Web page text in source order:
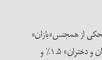
گاه مضحکی از همجنس«بازان»
ارایه می‌دهد: مثلاً همجنس‌گرایان تحتِ عناوینِ «افراد متمایل به پسر» (۲۵٪ در هر هزار نفر) و «همجنس نگه‌دار» (۵٪)، همین طور، «مرد بیمار جنسی» ۶ در هر هزار نفر، «هم‌میلی میان زنان و دختران» ۱.۵٪ و